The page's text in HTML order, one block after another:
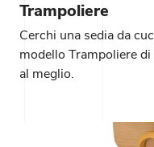
Trampoliere
Cerchi una sedia da
modello Trampoliere
al meglio.